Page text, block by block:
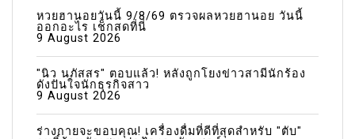
หวยฮานอยวันนี้ 9/8/69 ตรวจผลหวยฮานอย วันนี้
ออกอะไร เช็กสดที่นี่
9 August 2026
"นิว นภัสสร" ตอบแล้ว! หลังถูกโยงข่าวสามีนักร้อง
ดังปันใจนักธุรกิจสาว
9 August 2026
ร่างกายจะขอบคุณ! เครื่องดื่มที่ดีที่สุดสำหรับ "ตับ"